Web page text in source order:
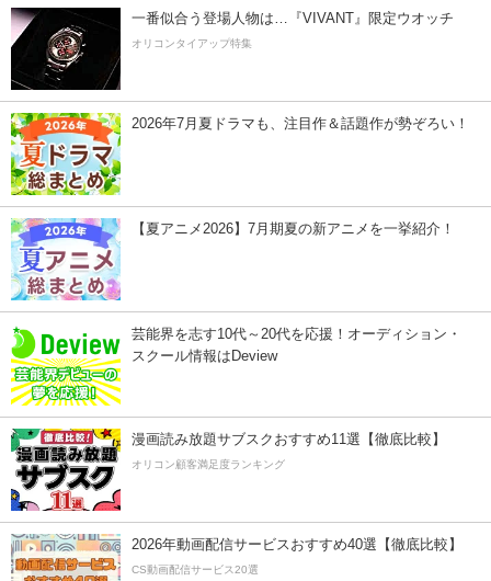
一番似合う登場人物は…『VIVANT』限定ウオッチ
オリコンタイアップ特集
2026年7月夏ドラマも、注目作＆話題作が勢ぞろい！
【夏アニメ2026】7月期夏の新アニメを一挙紹介！
芸能界を志す10代～20代を応援！オーディション・
スクール情報はDeview
漫画読み放題サブスクおすすめ11選【徹底比較】
オリコン顧客満足度ランキング
2026年動画配信サービスおすすめ40選【徹底比較】
CS動画配信サービス20選